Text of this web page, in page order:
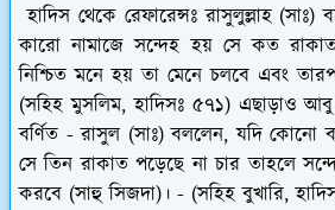
হাদিস থেকে রেফারেন্সঃ রাসুলুল্লাহ
কারো নামাজে সন্দেহ হয় সে কত
নিশ্চিত মনে হয় তা মেনে চলবে এবং
(সহিহ মুসলিম, হাদিসঃ ৫৭১) এছাড়াও
বর্ণিত - রাসুল (সাঃ) বললেন, যদি কোনো
সে তিন রাকাত পড়েছে না চার তাহলে
করবে (সাহু সিজদা)। - (সহিহ বুখারি,